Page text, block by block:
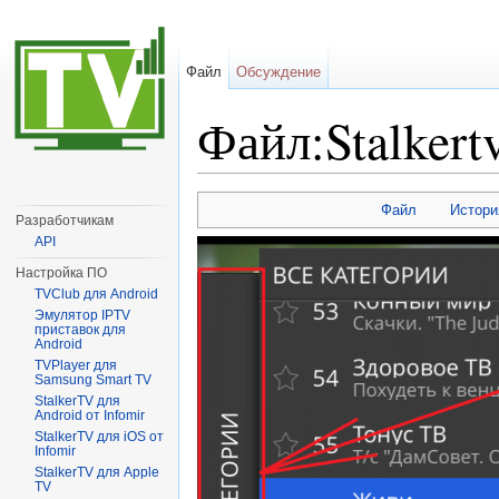
Файл
Файл Обсуждение
Разработчикам
API
Настройка ПО
TVClub для Android
Эмулятор IPTV
приставок для
Android
TVPlayer для
Samsung Smart TV
StalkerTV для
Android от Infomir
StalkerTV для iOS от
Infomir
StalkerTV для Apple
TV